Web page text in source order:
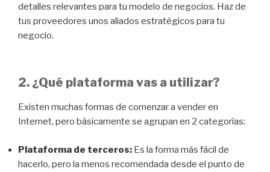
detalles relevantes para tu modelo de negocios. Haz de
tus proveedores unos aliados estratégicos para tu
negocio.
2. ¿Qué plataforma vas a utilizar?
Existen muchas formas de comenzar a vender en
Internet, pero básicamente se agrupan en 2 categorías:
Plataforma de terceros: Es la forma más fácil de
hacerlo, pero la menos recomendada desde el punto de